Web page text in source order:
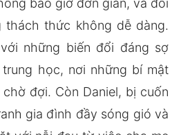
bao giờ đơn giản, và đôi
thách thức không dễ dàng.
những biến đổi đáng sợ
học, nơi những bí mật
đợi. Còn Daniel, bị cuốn
gia đình đầy sóng gió và